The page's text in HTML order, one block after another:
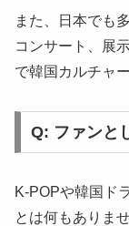
また、日本でも
コンサート、展
で韓国カルチャ
Q: ファンと
K-POPや韓国ド
とは何もありま